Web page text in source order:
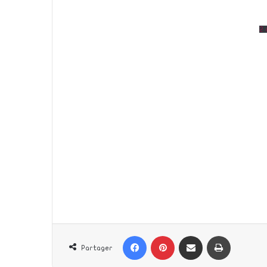
Partager
FacebookPinterestPartager par email